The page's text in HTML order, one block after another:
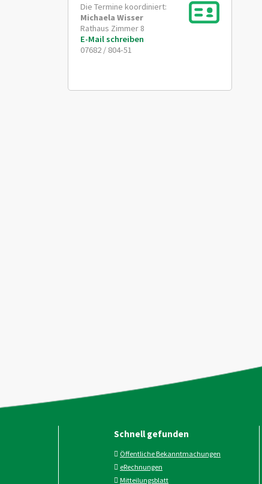
Die Termine koordiniert:
Michaela Wisser
Rathaus Zimmer 8
E-Mail schreiben
07682 / 804-51
Schnell gefunden
Öffentliche Bekanntmachungen
eRechnungen
Mitteilungsblatt